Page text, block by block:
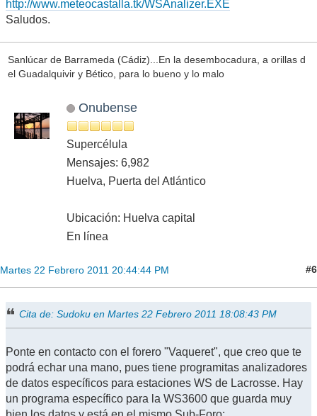
http://www.meteocastalla.tk/WSAnalizer.EXE
Saludos.
Sanlúcar de Barrameda (Cádiz)...En la desembocadura, a orillas d
el Guadalquivir y Bético, para lo bueno y lo malo
Onubense
Supercélula
Mensajes: 6,982
Huelva, Puerta del Atlántico
Ubicación: Huelva capital
En línea
Martes 22 Febrero 2011 20:44:44 PM #6
Cita de: Sudoku en Martes 22 Febrero 2011 18:08:43 PM
Ponte en contacto con el forero "Vaqueret", que creo que te
podrá echar una mano, pues tiene programitas analizadores
de datos específicos para estaciones WS de Lacrosse. Hay
un programa específico para la WS3600 que guarda muy